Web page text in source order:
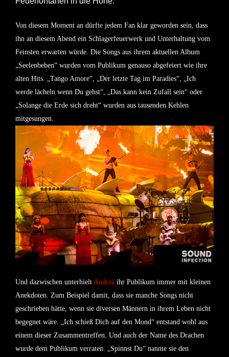
Von diesem Moment an dürfte jedem Fan klar geworden sein, dass
ihn an diesem Abend ein Schlagerfeuerwerk und Unterhaltung vom
Feinsten erwarten würde. Die Songs aus ihrem aktuellen Album
„Seelenbeben“ wurden vom Publikum genauso abgefeiert wie ihre
alten Hits. „Tango Amore“, „Der letzte Tag im Paradies“, „Ich
werde lächeln wenn Du gehst“, „Das kann kein Zufall sein“ oder
„Solange die Erde sich dreht“ wurden aus tausenden Kehlen
mitgesungen.
Und dazwischen unterhielt Andrea ihr Publikum immer mit kleinen
Anekdoten. Zum Beispiel damit, dass sie manche Songs nicht
geschrieben hätte, wenn sie diversen Männern in ihrem Leben nicht
begegnet wäre. „Ich schieß Dich auf den Mond“ entstand wohl aus
einem dieser Zusammentreffen. Und auch der Name des Drachen
wurde dem Publikum verraten. „Spinnst Du“ nannte sie den